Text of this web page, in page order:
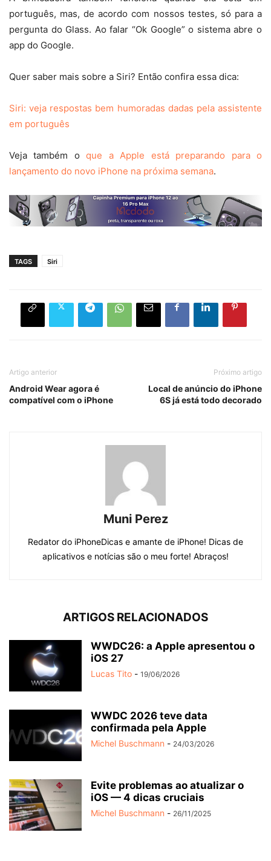
português, mas, de acordo com nossos testes, só para a
pergunta do Glass. Ao falar “Ok Google” o sistema abre o
app do Google.
Quer saber mais sobre a Siri? Então confira essa dica:
Siri: veja respostas bem humoradas dadas pela assistente
em português
Veja também oque a Apple está preparando para o
lançamento do novo iPhone na próxima semana.
TAGS Siri
Artigo anterior
Android Wear agora é
compatível com o iPhone
Próximo artigo
Local de anúncio do iPhone
6S já está todo decorado
Muni Perez
Redator do iPhoneDicas e amante de iPhone! Dicas de
aplicativos e notícias são o meu forte! Abraços!
ARTIGOS RELACIONADOS
WWDC26: a Apple apresentou o
iOS 27
Lucas Tito - 19/06/2026
WWDC 2026 teve data
confirmada pela Apple
Michel Buschmann - 24/03/2026
Evite problemas ao atualizar o
iOS — 4 dicas cruciais
Michel Buschmann - 26/11/2025